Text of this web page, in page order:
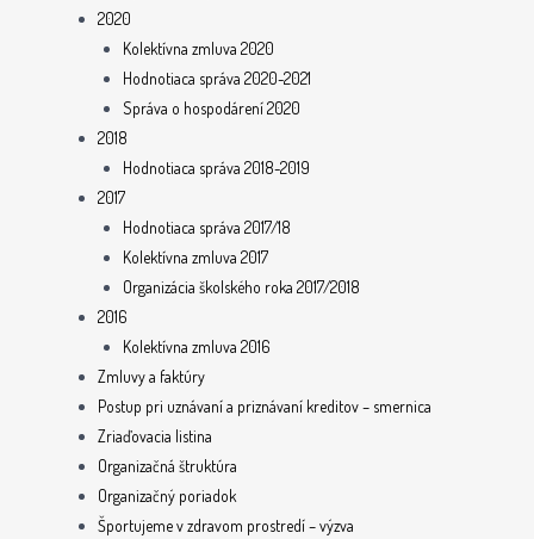
2020
Kolektívna zmluva 2020
Hodnotiaca správa 2020-2021
Správa o hospodárení 2020
2018
Hodnotiaca správa 2018-2019
2017
Hodnotiaca správa 2017/18
Kolektívna zmluva 2017
Organizácia školského roka 2017/2018
2016
Kolektívna zmluva 2016
Zmluvy a faktúry
Postup pri uznávaní a priznávaní kreditov – smernica
Zriaďovacia listina
Organizačná štruktúra
Organizačný poriadok
Športujeme v zdravom prostredí – výzva